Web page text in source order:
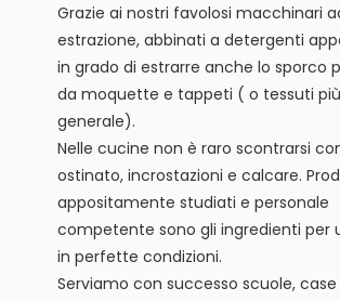
Grazie ai nostri favolosi macchinari
estrazione, abbinati a detergenti
in grado di estrarre anche lo sporco
da moquette e tappeti ( o tessuti
generale).
Nelle cucine non è raro scontrarsi
ostinato, incrostazioni e calcare.
appositamente studiati e personale
competente sono gli ingredienti per
in perfette condizioni.
Serviamo con successo scuole, case